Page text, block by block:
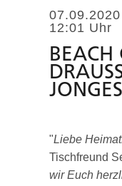
07.09.2020
12:01 Uhr
BEACH
"Liebe
Tischfreund
wir Euch